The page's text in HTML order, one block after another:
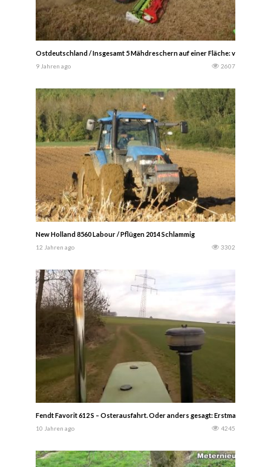
Ostdeutschland / Insgesamt 5 Mähdreschern auf einer Fläche: vier John
9 Jahren ago 2607
New Holland 8560 Labour / Pflügen 2014 Schlammig
12 Jahren ago 3302
Fendt Favorit 612 S – Osterausfahrt. Oder anders gesagt: Erstmal Rohr
10 Jahren ago 4245